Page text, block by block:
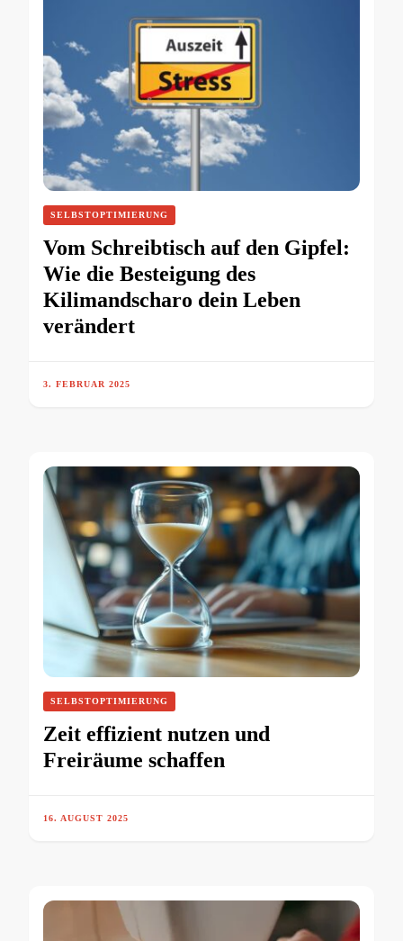
SELBSTOPTIMIERUNG
Vom Schreibtisch auf den Gipfel:
Wie die Besteigung des
Kilimandscharo dein Leben
verändert
3. FEBRUAR 2025
SELBSTOPTIMIERUNG
Zeit effizient nutzen und
Freiräume schaffen
16. AUGUST 2025